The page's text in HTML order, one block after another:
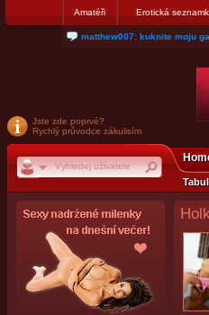
Amatéři Erotická
nanosekunda187: Hanka
Jste zde poprvé?
Rychlý průvodce zákulisím